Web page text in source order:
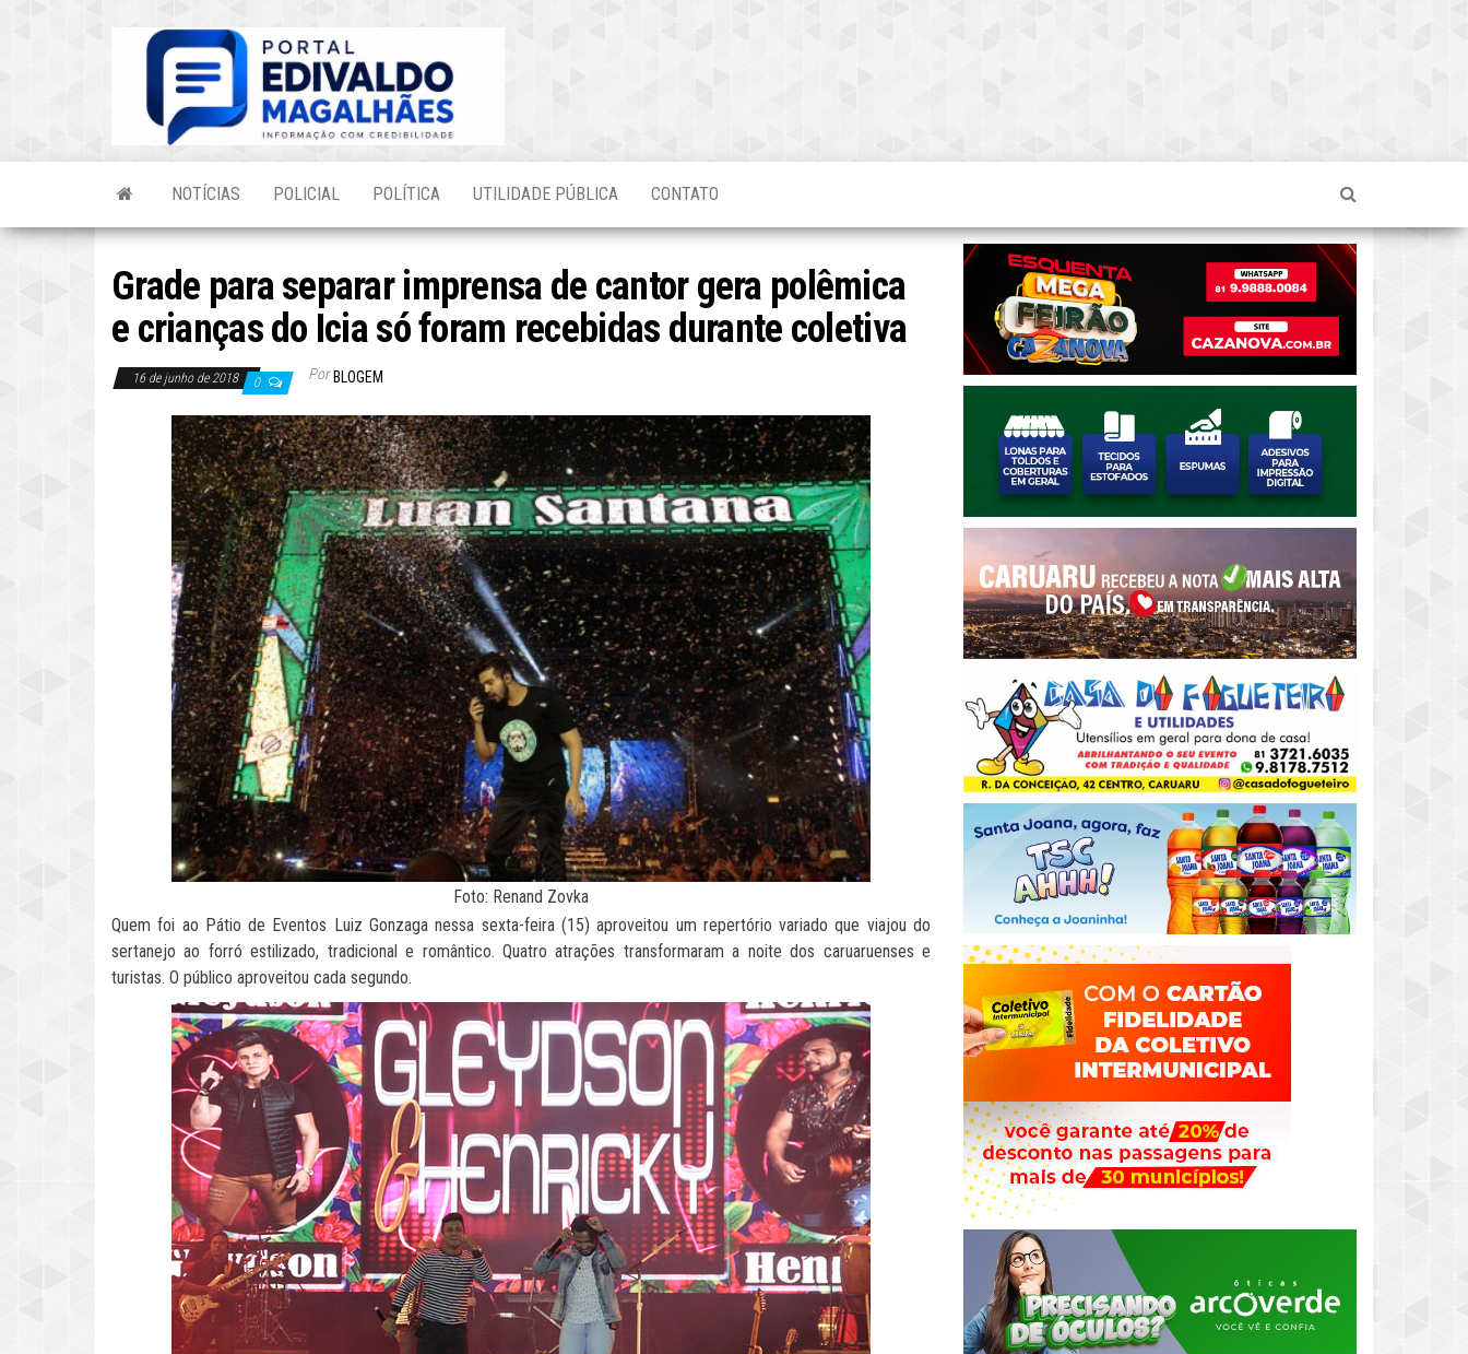
NOTÍCIAS POLICIAL POLÍTICA UTILIDADE PÚBLICA CONTATO
Grade para separar imprensa de cantor gera polêmica
e crianças do Icia só foram recebidas durante coletiva
16 de junho de 2018 0 Por BLOGEM
Foto: Renand Zovka
Quem foi ao Pátio de Eventos Luiz Gonzaga nessa sexta-feira (15) aproveitou um repertório variado que viajou do
sertanejo ao forró estilizado, tradicional e romântico. Quatro atrações transformaram a noite dos caruaruenses e
turistas. O público aproveitou cada segundo.